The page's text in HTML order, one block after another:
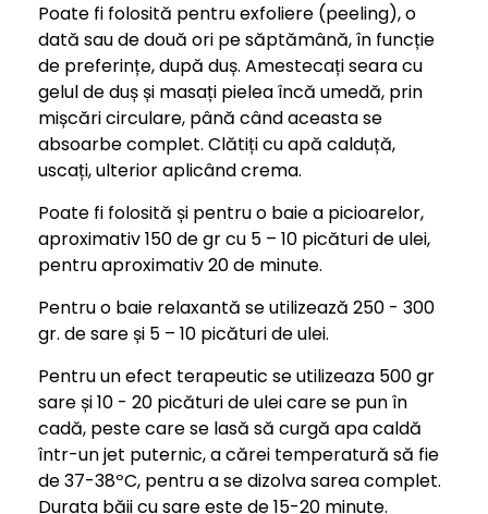
Poate fi folosită pentru exfoliere (peeling), o
dată sau de două ori pe săptămână, în funcție
de preferințe, după duș. Amestecați seara cu
gelul de duș și masați pielea încă umedă, prin
mișcări circulare, până când aceasta se
absoarbe complet. Clătiți cu apă calduță,
uscați, ulterior aplicând crema.
Poate fi folosită și pentru o baie a picioarelor,
aproximativ 150 de gr cu 5 – 10 picături de ulei,
pentru aproximativ 20 de minute.
Pentru o baie relaxantă se utilizează 250 - 300
gr. de sare și 5 – 10 picături de ulei.
Pentru un efect terapeutic se utilizeaza 500 gr
sare și 10 - 20 picături de ulei care se pun în
cadă, peste care se lasă să curgă apa caldă
într-un jet puternic, a cărei temperatură să fie
de 37-38ºC, pentru a se dizolva sarea complet.
Durata băii cu sare este de 15-20 minute.